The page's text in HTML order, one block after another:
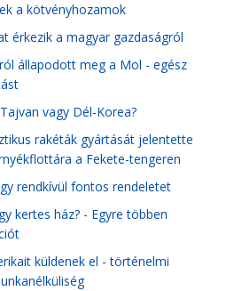
a kötvényhozamok
érkezik a magyar gazdaságról
állapodott meg a Mol - egész
vagy Dél-Korea?
rakéták gyártását jelentette
a Fekete-tengeren
rendkívül fontos rendeletet
kertes ház? - Egyre többen
küldenek el - történelmi